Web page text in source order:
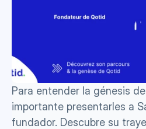
Para entender la génesis
importante presentarles a
fundador. Descubre su